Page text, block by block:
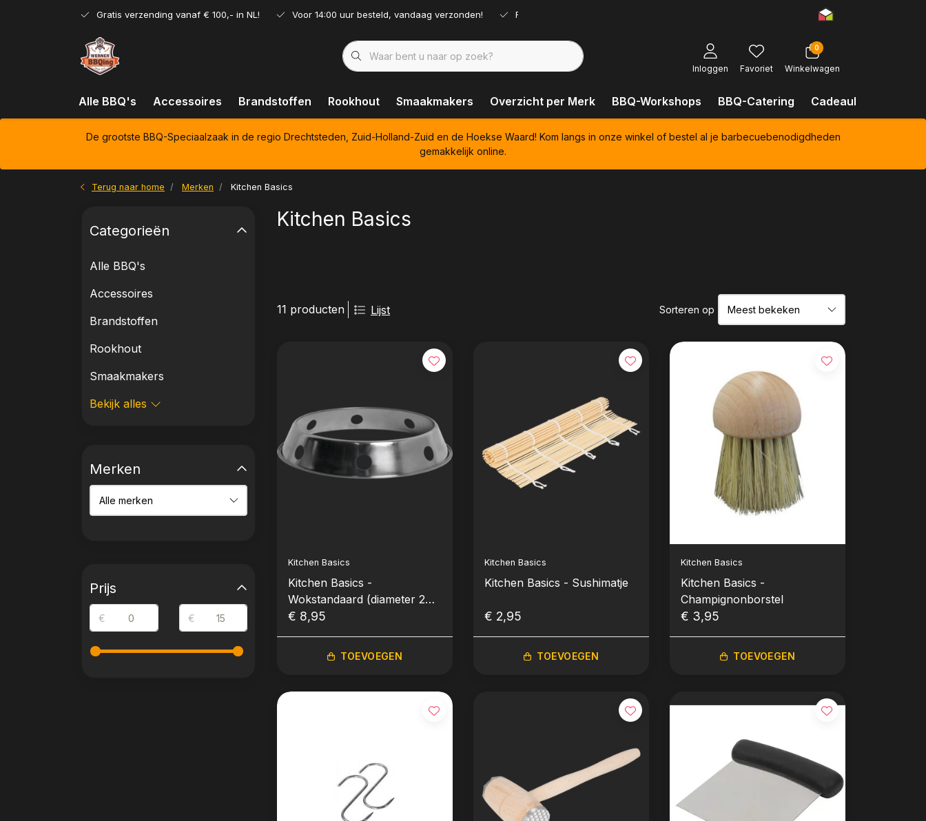
Gratis verzending vanaf € 100,- in NL! Voor 14:00 uur besteld, vandaag verzonden! Ruim assortiment!
Inloggen Favoriet
0
Winkelwagen
Alle BBQ's Accessoires Brandstoffen Rookhout Smaakmakers Overzicht per Merk BBQ-Workshops BBQ-Catering Cadeaubonnen
De grootste BBQ-Speciaalzaak in de regio Drechtsteden, Zuid-Holland-Zuid en de Hoekse Waard! Kom langs in onze winkel of bestel al je barbecuebenodigdheden
gemakkelijk online.
Terug naar home Merken Kitchen Basics
Kitchen Basics
11 producten Lijst Sorteren op
Kitchen Basics
Kitchen Basics -
Wokstandaard (diameter 20
cm)
€ 8,95
TOEVOEGEN
Kitchen Basics
Kitchen Basics - Sushimatje
€ 2,95
TOEVOEGEN
Kitchen Basics
Kitchen Basics -
Champignonborstel
€ 3,95
TOEVOEGEN
Categorieën
Alle BBQ's
Accessoires
Brandstoffen
Rookhout
Smaakmakers
Bekijk alles
Merken
Prijs
€ €